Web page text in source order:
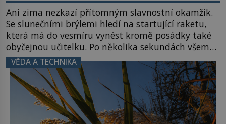
Ani zima nezkazí přítomným slavnostní okamžik.
Se slunečními brýlemi hledí na startující raketu,
která má do vesmíru vynést kromě posádky také
obyčejnou učitelku. Po několika sekundách všem
ztuhnou úsměvy, stroj totiž exploduje. Jejich
konstrukce není z levného kraje, daňové
poplatníky stojí miliardy dolarů. Na druhou stranu
zvládnou jen představitelné věci. Na malé kousky
Název: Columbia První […]
VĚDA A TECHNIKA